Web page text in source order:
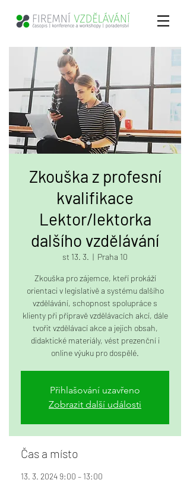
Zkouška z profesní
kvalifikace
Lektor/lektorka
dalšího vzdělávání
st 13. 3.
  |
Praha 10
Zkouška pro zájemce, kteří prokáží
orientaci v legislativě a systému dalšího
vzdělávání, schopnost spolupráce s
klienty při přípravě vzdělávacích akcí, dále
tvořit vzdělávací akce a jejich obsah,
didaktické materiály, vést prezenční i
online výuku pro dospělé.
Přihlašování uzavřeno
Zobrazit další události
Čas a místo
13. 3. 2024 9:00 – 13:00